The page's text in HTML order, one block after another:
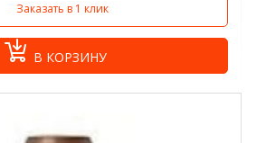
Заказать в 1 клик
В КОРЗИНУ